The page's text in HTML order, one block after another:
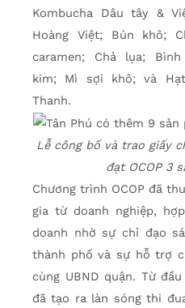
Kombucha Dâu tây &
Hoàng Việt; Bún khô;
caramen; Chả lụa;
kim; Mì sợi khô; và
Thanh.
Lễ công bố và trao giấy
đạt OCOP 3
Chương trình OCOP đã
gia từ doanh nghiệp,
doanh nhờ sự chỉ đạo
thành phố và sự hỗ trợ
cùng UBND quận. Từ
đã tạo ra làn sóng thi